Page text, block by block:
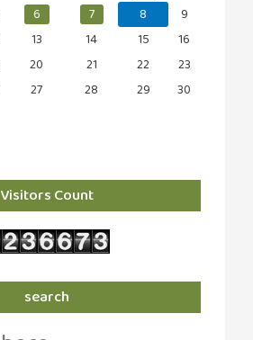
6 7 8
9
13 14 15
16
20 21 22
23
27 28 29
30
Visitors Count
search